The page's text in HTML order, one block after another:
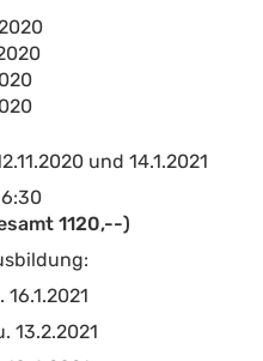
und 14.1.2021
1120,--)
13.2.2021